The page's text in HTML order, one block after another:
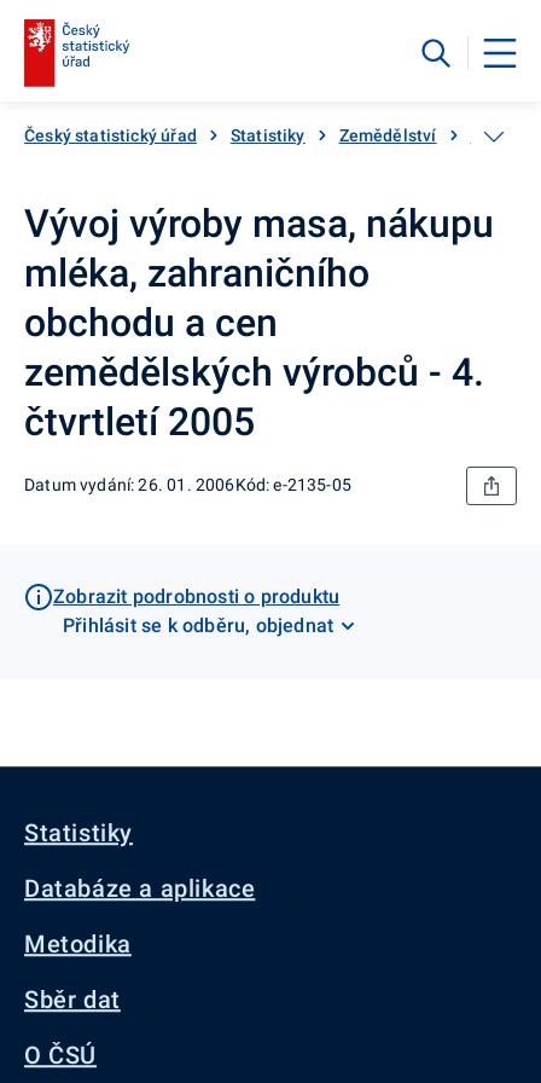
Český statistický úřad Statistiky Zemědělství Katalog
Vývoj výroby masa, nákupu
mléka, zahraničního
obchodu a cen
zemědělských výrobců - 4.
čtvrtletí 2005
Datum vydání: 26. 01. 2006Kód: e-2135-05
Zobrazit podrobnosti o produktu
Přihlásit se k odběru, objednat
Statistiky
Databáze a aplikace
Metodika
Sběr dat
O ČSÚ